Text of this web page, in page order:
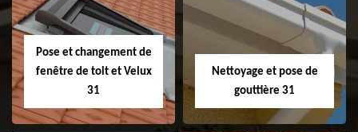
faitage et faitière
31
Pose et changement de
fenêtre de toit et Velux
31
Nettoyage et pose de
gouttière 31